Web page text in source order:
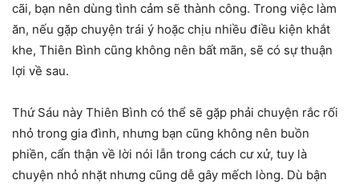
cãi, bạn nên dùng tình cảm sẽ thành công. Trong việc làm
ăn, nếu gặp chuyện trái ý hoặc chịu nhiều điều kiện khắt
khe, Thiên Bình cũng không nên bất mãn, sẽ có sự thuận
lợi về sau.
Thứ Sáu này Thiên Bình có thể sẽ gặp phải chuyện rắc rối
nhỏ trong gia đình, nhưng bạn cũng không nên buồn
phiền, cẩn thận về lời nói lẫn trong cách cư xử, tuy là
chuyện nhỏ nhặt nhưng cũng dễ gây mếch lòng. Dù bận